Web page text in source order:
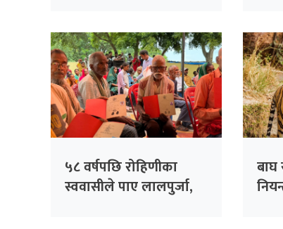
५८ वर्षपछि रोहिणीका
स्ववासीले पाए लालपुर्जा,